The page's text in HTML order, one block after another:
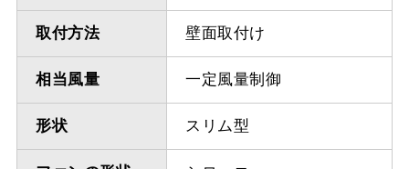
取付方法 壁面取付け
相当風量 一定風量制御
形状 スリム型